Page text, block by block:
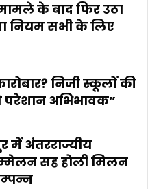
के बाद फिर उठा
नियम सभी के लिए
निजी स्कूलों की
अभिभावक”
में अंतरराज्यीय
सह होली मिलन